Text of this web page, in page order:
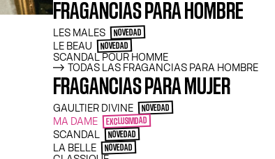
FRAGANCIAS PARA HOMBRE
LES MALES NOVEDAD
LE BEAU NOVEDAD
SCANDAL POUR HOMME
TODAS LAS FRAGANCIAS PARA HOMBRE
FRAGANCIAS PARA MUJER
GAULTIER DIVINE NOVEDAD
MA DAME EXCLUSIVIDAD
SCANDAL NOVEDAD
LA BELLE NOVEDAD